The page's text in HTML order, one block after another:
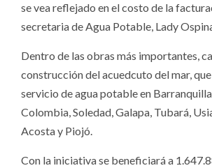
se vea reflejado en el costo de la
secretaria de Agua Potable, Lady
Dentro de las obras más importantes,
construcción del acuedcuto del mar,
servicio de agua potable en
Colombia, Soledad, Galapa, Tubará,
Acosta y Piojó.
Con la iniciativa se beneficiará a